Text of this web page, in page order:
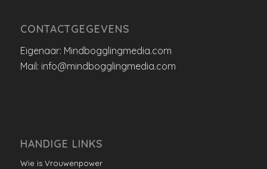
CONTACTGEGEVENS
Eigenaar: Mindbogglingmedia.com
Mail: info@mindbogglingmedia.com
HANDIGE LINKS
Wie is Vrouwenpower